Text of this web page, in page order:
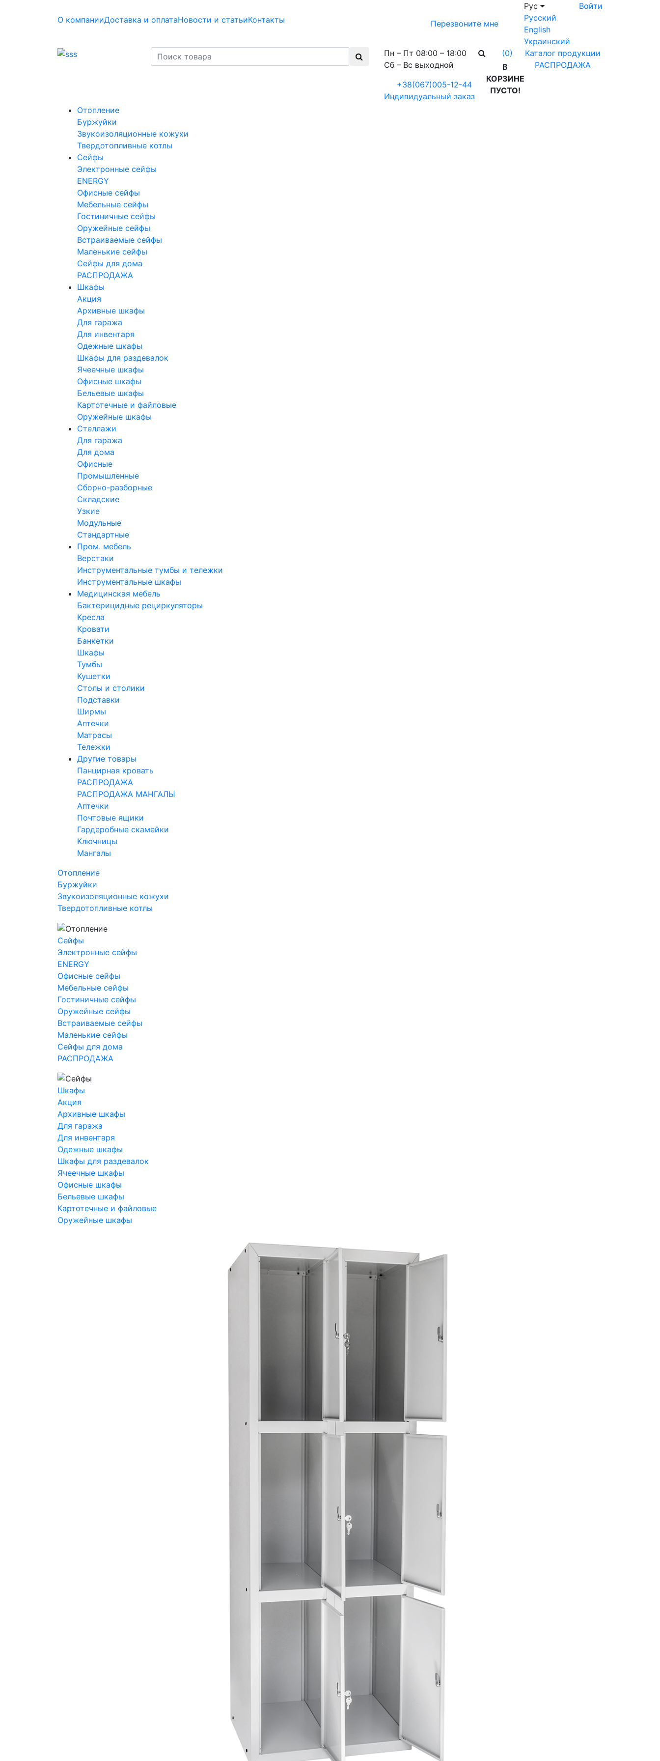
О компанииДоставка и оплатаНовости и статьиКонтакты Перезвоните мне
Рус
Русский
English
Украинский
Войти
Пн – Пт 08:00 – 18:00
Сб – Вс выходной
+38(067)005-12-44
Индивидуальный заказ
(0)
В
КОРЗИНЕ
ПУСТО!
Каталог продукции
РАСПРОДАЖА
Отопление
Буржуйки
Звукоизоляционные кожухи
Твердотопливные котлы
Сейфы
Электронные сейфы
ENERGY
Офисные сейфы
Мебельные сейфы
Гостиничные сейфы
Оружейные сейфы
Встраиваемые сейфы
Маленькие сейфы
Сейфы для дома
РАСПРОДАЖА
Шкафы
Акция
Архивные шкафы
Для гаража
Для инвентаря
Одежные шкафы
Шкафы для раздевалок
Ячеечные шкафы
Офисные шкафы
Бельевые шкафы
Картотечные и файловые
Оружейные шкафы
Стеллажи
Для гаража
Для дома
Офисные
Промышленные
Сборно-разборные
Складские
Узкие
Модульные
Стандартные
Пром. мебель
Верстаки
Инструментальные тумбы и тележки
Инструментальные шкафы
Медицинская мебель
Бактерицидные рециркуляторы
Кресла
Кровати
Банкетки
Шкафы
Тумбы
Кушетки
Столы и столики
Подставки
Ширмы
Аптечки
Матрасы
Тележки
Другие товары
Панцирная кровать
РАСПРОДАЖА
РАСПРОДАЖА МАНГАЛЫ
Аптечки
Почтовые ящики
Гардеробные скамейки
Ключницы
Мангалы
Отопление
Буржуйки
Звукоизоляционные кожухи
Твердотопливные котлы
Сейфы
Электронные сейфы
ENERGY
Офисные сейфы
Мебельные сейфы
Гостиничные сейфы
Оружейные сейфы
Встраиваемые сейфы
Маленькие сейфы
Сейфы для дома
РАСПРОДАЖА
Шкафы
Акция
Архивные шкафы
Для гаража
Для инвентаря
Одежные шкафы
Шкафы для раздевалок
Ячеечные шкафы
Офисные шкафы
Бельевые шкафы
Картотечные и файловые
Оружейные шкафы